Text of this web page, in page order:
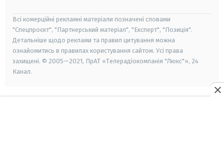
Всі комерційні рекламні матеріали позначені словами
"Спецпроєкт", "Партнерський матеріал", "Експерт", "Позиція".
Детальніше щодо реклами та правил цитування можна
ознайомитись в правилах користування сайтом. Усі права
захищені. © 2005—2021, ПрАТ «Телерадіокомпанія "Люкс"», 24
Канал.